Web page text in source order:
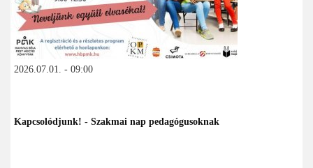
2026.07.01. - 09:00
Kapcsolódjunk! - Szakmai nap pedagógusoknak